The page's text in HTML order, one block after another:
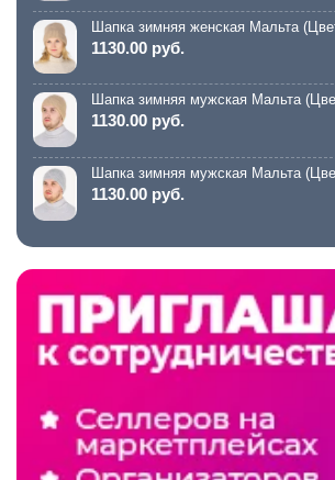
Шапка зимняя женская Мальта
1130.00 руб.
Шапка зимняя мужская Мальта
1130.00 руб.
Шапка зимняя мужская Мальта
1130.00 руб.